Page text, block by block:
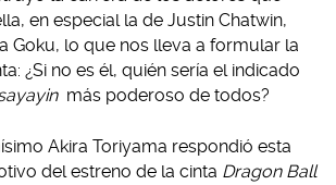
en especial la de Justin Chatwin,
Goku, lo que nos lleva a formular la
¿Si no es él, quién sería el indicado
más poderoso de todos?
Akira Toriyama respondió esta
del estreno de la cinta Dragon Ball